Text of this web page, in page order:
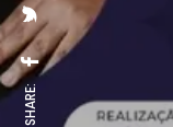
SHARE: